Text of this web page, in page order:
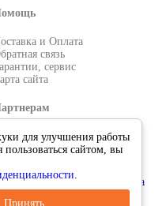
и Оплата
связь
сервис
сайта
работы
для улучшения работы
сайтом, вы
.
Принять